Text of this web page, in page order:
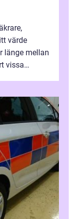
värde
länge mellan
vissa